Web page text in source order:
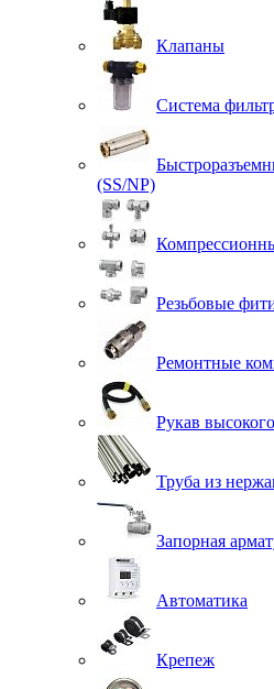
Клапаны
Система
(SS/NP)
Резьбовые
Ремонтные
Рукав
Труба из
Запорная
Автоматика
Крепеж